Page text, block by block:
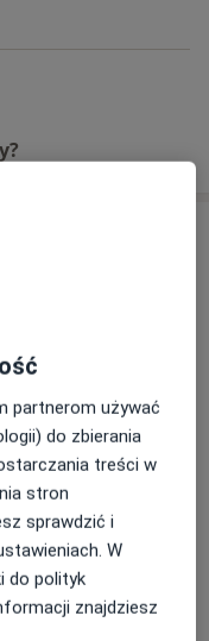
i
się w nowej karcie
wizyt przez
partnerom używać
do zbierania
treści w
stron
sprawdzić i
W
do polityk
znajdziesz